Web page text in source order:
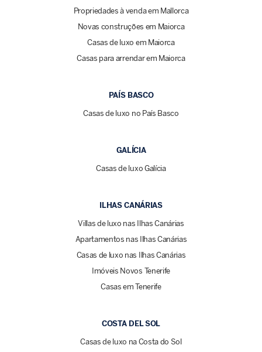
Propriedades à venda em Mallorca
Novas construções em Maiorca
Casas de luxo em Maiorca
Casas para arrendar em Maiorca
PAÍS BASCO
Casas de luxo no País Basco
GALÍCIA
Casas de luxo Galícia
ILHAS CANÁRIAS
Villas de luxo nas Ilhas Canárias
Apartamentos nas Ilhas Canárias
Casas de luxo nas Ilhas Canárias
Imóveis Novos Tenerife
Casas em Tenerife
COSTA DEL SOL
Casas de luxo na Costa do Sol